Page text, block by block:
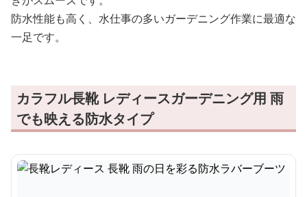
防水性能も高く、水仕事の多いガーデニング作業に最適な
一足です。
カラフル長靴 レディースガーデニング用 雨
でも映える防水タイプ